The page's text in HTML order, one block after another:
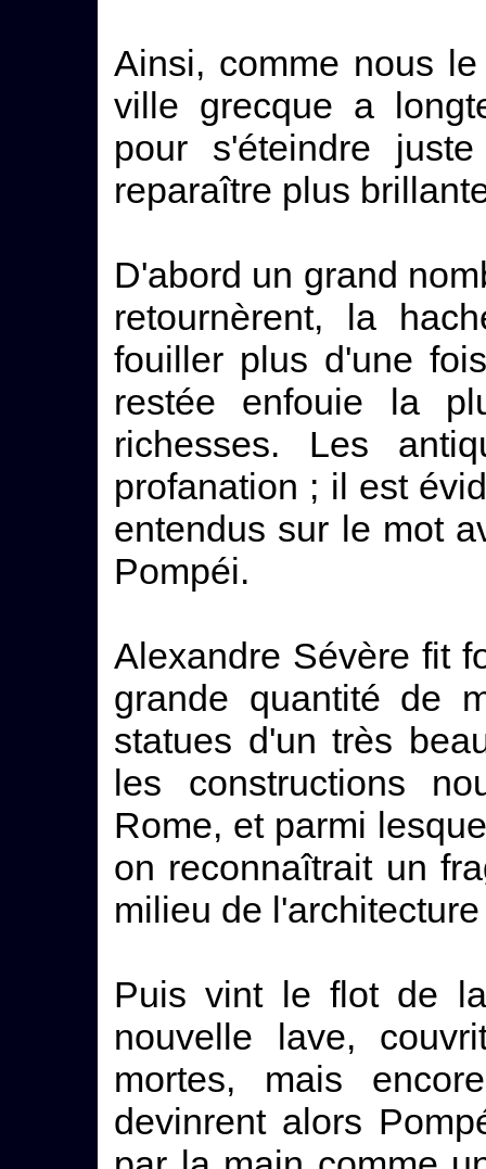
Ainsi, comme nous
ville grecque a
pour s'éteindre
reparaître plus
D'abord un grand
retournèrent, la
fouiller plus d'une
restée enfouie la
richesses. Les
profanation ; il est
entendus sur le mot
Pompéi.
Alexandre Sévère fit
grande quantité de
statues d'un très
les constructions
Rome, et parmi
on reconnaîtrait un
milieu de
Puis vint le flot de
nouvelle lave,
mortes, mais
devinrent alors